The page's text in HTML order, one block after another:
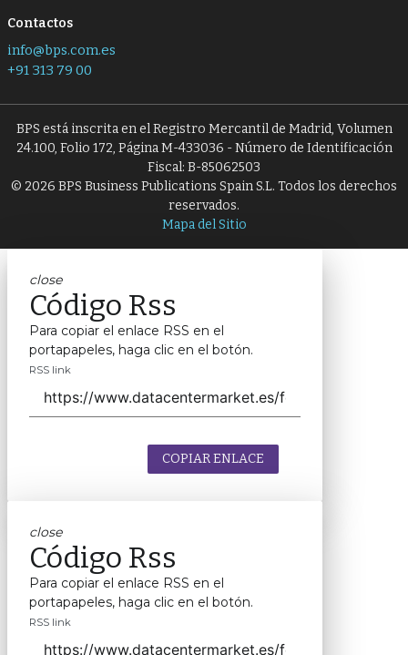
Contactos
info@bps.com.es
+91 313 79 00
BPS está inscrita en el Registro Mercantil de Madrid, Volumen
24.100, Folio 172, Página M-433036 - Número de Identificación
Fiscal: B-85062503
© 2026 BPS Business Publications Spain S.L. Todos los derechos
reservados.
Mapa del Sitio
close
Código Rss
Para copiar el enlace RSS en el
portapapeles, haga clic en el botón.
RSS link
COPIAR ENLACE
close
Código Rss
Para copiar el enlace RSS en el
portapapeles, haga clic en el botón.
RSS link